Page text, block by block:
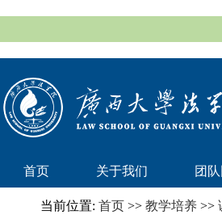
首页 关于我们 团
当前位置: 首页 >> 教学培养 >>